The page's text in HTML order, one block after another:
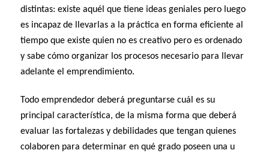
distintas: existe aquél que tiene ideas geniales pero luego
es incapaz de llevarlas a la práctica en forma eficiente al
tiempo que existe quien no es creativo pero es ordenado
y sabe cómo organizar los procesos necesario para llevar
adelante el emprendimiento.
Todo emprendedor deberá preguntarse cuál es su
principal característica, de la misma forma que deberá
evaluar las fortalezas y debilidades que tengan quienes
colaboren para determinar en qué grado poseen una u